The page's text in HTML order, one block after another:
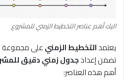
اليك أهم عناصر التخطيط الزمني للمشروع
يعتمدالتخطيط الزمنيعلى مجموعة
تضمن إعدادجدول زمني دقيق
أهم هذه العناصر: